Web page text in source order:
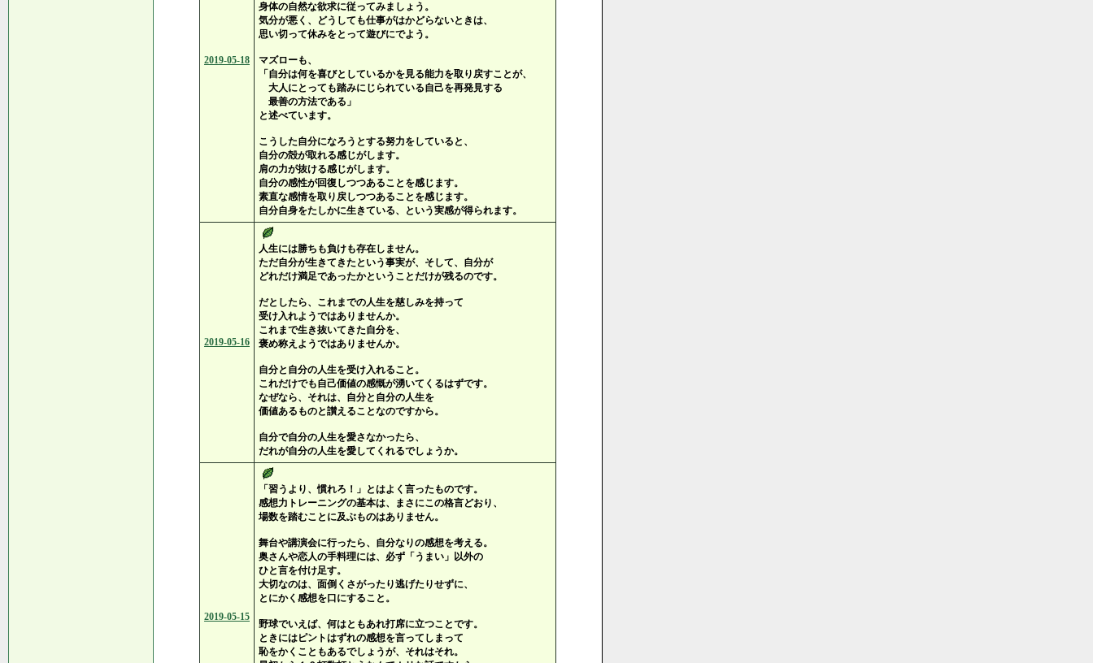
2019-05-18
身体の自然な欲求に従ってみましょう。
気分が悪く、どうしても仕事がはかどらないときは、
思い切って休みをとって遊びにでよう。
マズローも、
「自分は何を喜びとしているかを見る能力を取り戻すことが、
大人にとっても踏みにじられている自己を再発見する
最善の方法である」
と述べています。
こうした自分になろうとする努力をしていると、
自分の殻が取れる感じがします。
肩の力が抜ける感じがします。
自分の感性が回復しつつあることを感じます。
素直な感情を取り戻しつつあることを感じます。
自分自身をたしかに生きている、という実感が得られます。
2019-05-16
人生には勝ちも負けも存在しません。
ただ自分が生きてきたという事実が、そして、自分が
どれだけ満足であったかということだけが残るのです。
だとしたら、これまでの人生を慈しみを持って
受け入れようではありませんか。
これまで生き抜いてきた自分を、
褒め称えようではありませんか。
自分と自分の人生を受け入れること。
これだけでも自己価値の感慨が湧いてくるはずです。
なぜなら、それは、自分と自分の人生を
価値あるものと讃えることなのですから。
自分で自分の人生を愛さなかったら、
だれが自分の人生を愛してくれるでしょうか。
2019-05-15
「習うより、慣れろ！」とはよく言ったものです。
感想力トレーニングの基本は、まさにこの格言どおり、
場数を踏むことに及ぶものはありません。
舞台や講演会に行ったら、自分なりの感想を考える。
奥さんや恋人の手料理には、必ず「うまい」以外の
ひと言を付け足す。
大切なのは、面倒くさがったり逃げたりせずに、
とにかく感想を口にすること。
野球でいえば、何はともあれ打席に立つことです。
ときにはピントはずれの感想を言ってしまって
恥をかくこともあるでしょうが、それはそれ。